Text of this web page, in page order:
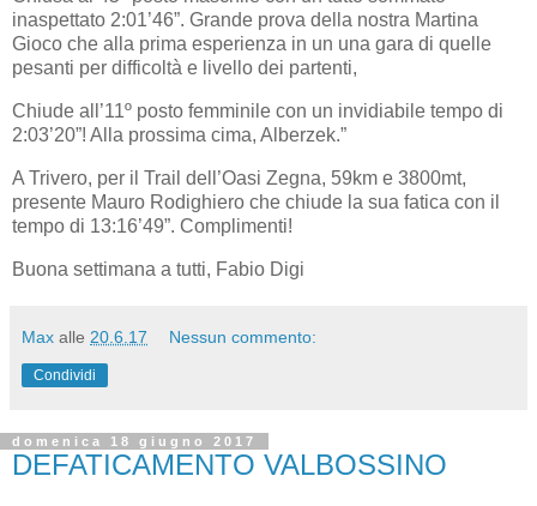
inaspettato 2:01’46”. Grande prova della nostra Martina
Gioco che alla prima esperienza in un una gara di quelle
pesanti per difficoltà e livello dei partenti,
Chiude all’11º posto femminile con un invidiabile tempo di
2:03’20”! Alla prossima cima, Alberzek.”
A Trivero, per il Trail dell’Oasi Zegna, 59km e 3800mt,
presente Mauro Rodighiero che chiude la sua fatica con il
tempo di 13:16’49”. Complimenti!
Buona settimana a tutti, Fabio Digi
Max alle 20.6.17 Nessun commento:
Condividi
domenica 18 giugno 2017
DEFATICAMENTO VALBOSSINO